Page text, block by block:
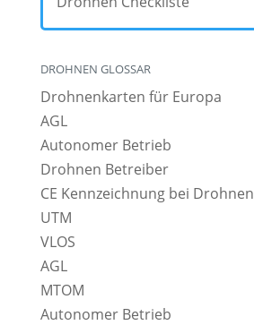
DROHNEN GLOSSAR
Drohnenkarten für Europa
AGL
Autonomer Betrieb
Drohnen Betreiber
CE Kennzeichnung bei Drohnen
UTM
VLOS
AGL
MTOM
Autonomer Betrieb